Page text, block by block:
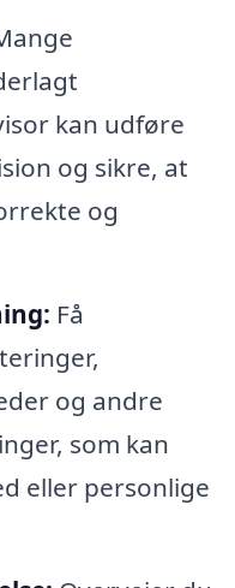
kan udføre
og sikre, at
og
Få
og andre
som kan
eller personlige